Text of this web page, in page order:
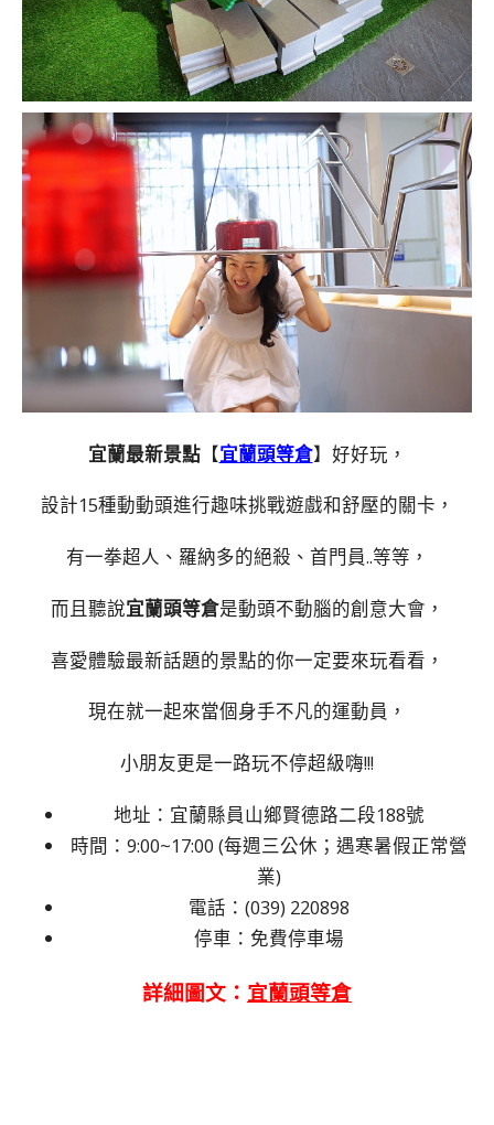
宜蘭最新景點【宜蘭頭等倉】好好玩，
設計15種動動頭進行趣味挑戰遊戲和舒壓的關卡，
有一拳超人、羅納多的絕殺、首門員..等等，
而且聽說宜蘭頭等倉是動頭不動腦的創意大會，
喜愛體驗最新話題的景點的你一定要來玩看看，
現在就一起來當個身手不凡的運動員，
小朋友更是一路玩不停超級嗨!!!
地址：宜蘭縣員山鄉賢德路二段188號
時間：9:00~17:00 (每週三公休；遇寒暑假正常營
業)
電話：(039) 220898
停車：免費停車場
詳細圖文： 宜蘭頭等倉